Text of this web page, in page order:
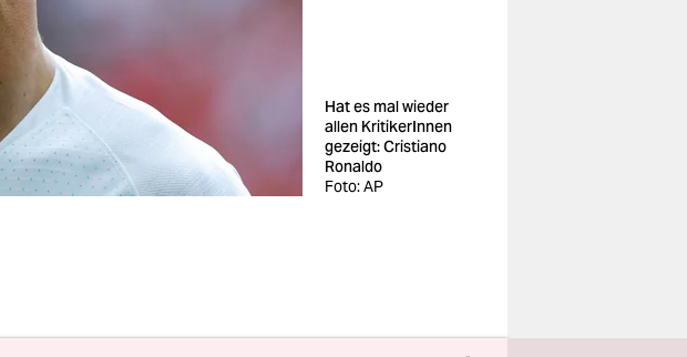
Hat es mal wieder
allen KritikerInnen
gezeigt: Cristiano
Ronaldo
Foto: AP